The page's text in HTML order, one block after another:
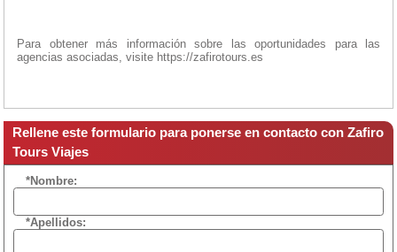
Para obtener más información sobre las oportunidades para las
agencias asociadas, visite https://zafirotours.es
Rellene este formulario para ponerse en contacto con Zafiro
Tours Viajes
*Nombre:
*Apellidos: